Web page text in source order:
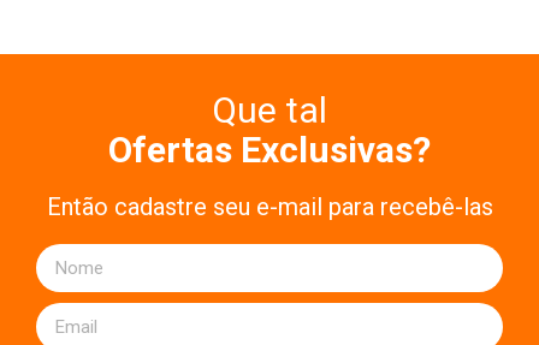
Que tal
Ofertas Exclusivas?
Então cadastre seu e-mail para recebê-las